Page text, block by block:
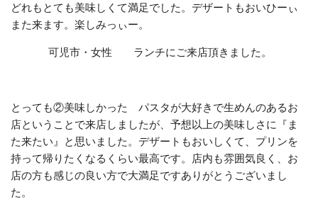
どれもとても美味しくて満足でした。デザートもおいひーぃ
また来ます。楽しみっぃー。
可児市・女性 ランチにご来店頂きました。
とっても②美味しかった パスタが大好きで生めんのあるお
店ということで来店しましたが、予想以上の美味しさに『ま
た来たい』と思いました。デザートもおいしくて、プリンを
持って帰りたくなるくらい最高です。店内も雰囲気良く、お
店の方も感じの良い方で大満足ですありがとうございまし
た。